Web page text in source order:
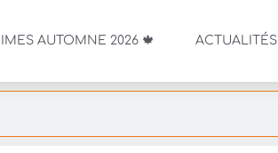
AUTOMNE 2026 🍁 ACTUALITÉS